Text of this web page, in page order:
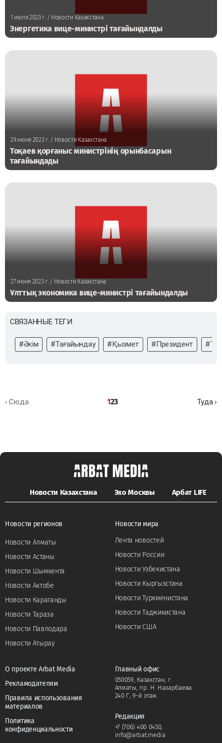
1 июля 2023 г./ Новости Казахстана
Энергетика вице-министрі тағайындалды
29 июня 2023 г. / Новости Казахстана
Тоқаев қорғаныс министрінің орынбасарын
тағайындады
27 июня 2023 г./ Новости Казахстана
Ұлттық экономика вице-министрі тағайындалды
СВЯЗАННЫЕ ТЕГИ
#Әкім #Тағайындау #Қызмет #Президент
‹ Сюда 123 Туда ›
Новости Казахстана Эхо Москвы Арбат LIFE
Новости регионов
Новости Алматы
Новости Астаны
Новости Шымкента
Новости Актобе
Новости Караганды
Новости Тараза
Новости Павлодара
Новости Атырау
Новости мира
Лента новостей
Новости России
Новости Узбекистана
Новости Кыргызстана
Новости Туркменистана
Новости Таджикистана
Новости США
О проекте Arbat Media
Рекламодателям
Правила использования
материалов
Политика
конфиденциальности
Главный офис
050059, Казахстан, г.
Алматы, пр. Н. Назарбаева
240 Г, 9-й этаж.
Редакция
+7 (706) 400 0450,
info@arbat.media